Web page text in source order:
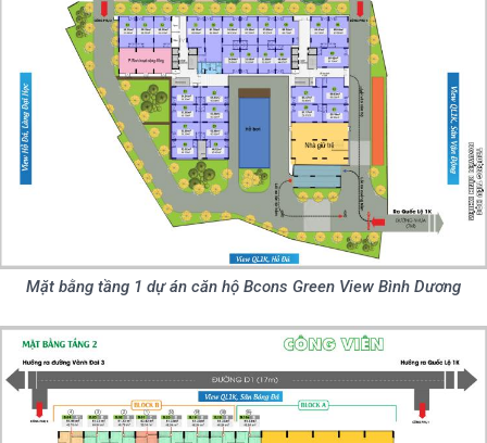
Mặt bằng tầng 1 dự án căn hộ Bcons Green View Bình Dương